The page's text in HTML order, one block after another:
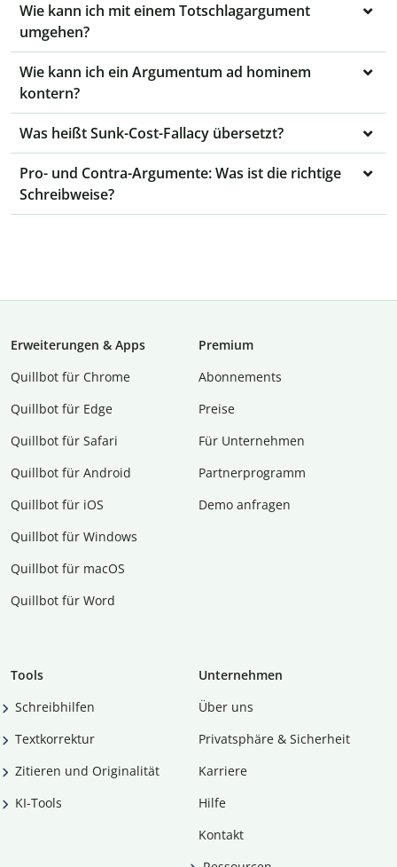
Wie kann ich mit einem Totschlagargument
umgehen?
Wie kann ich ein Argumentum ad hominem
kontern?
Was heißt Sunk-Cost-Fallacy übersetzt?
Pro- und Contra-Argumente: Was ist die richtige
Schreibweise?
Erweiterungen & Apps
Quillbot für Chrome
Quillbot für Edge
Quillbot für Safari
Quillbot für Android
Quillbot für iOS
Quillbot für Windows
Quillbot für macOS
Quillbot für Word
Premium
Abon­ne­ments
Preise
Für Unternehmen
Partnerprogramm
Demo anfragen
Tools
Schreibhilfen
Textkorrektur
Zitieren und Originalität
KI-Tools
Unternehmen
Über uns
Privatsphäre & Sicherheit
Karriere
Hilfe
Kontakt